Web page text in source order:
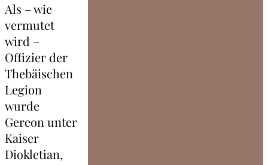
Als – wie
vermutet
wird –
Offizier der
Thebäischen
Legion
wurde
Gereon unter
Kaiser
Diokletian,